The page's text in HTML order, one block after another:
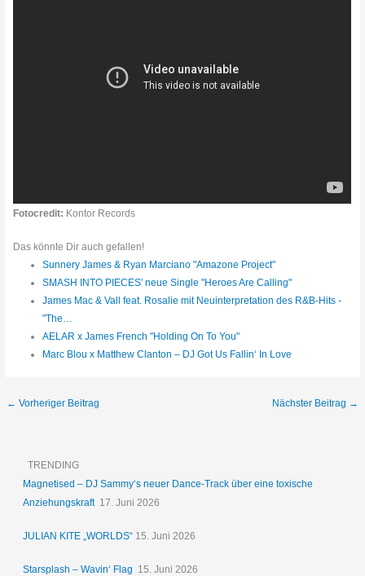
Fotocredit: Kontor Records
Das könnte Dir auch gefallen!
Sunnery James & Ryan Marciano "Amazone Project"
SMASH INTO PIECES' neue Single "Heroes Are Calling"
James Mac & Vall feat. Rosalie mit Neuinterpretation des R&B-Hits -
"The…
AELAR x James French "Holding On To You"
Marc Blou x Matthew Clanton – DJ Got Us Fallin‘ In Love
← Vorheriger Beitrag Nächster Beitrag →
TRENDING
Magnetised – DJ Sammy‘s neuer Dance-Track über eine toxische
Anziehungskraft 17. Juni 2026
JULIAN KITE „WORLDS“ 15. Juni 2026
Starsplash – Wavin‘ Flag 15. Juni 2026